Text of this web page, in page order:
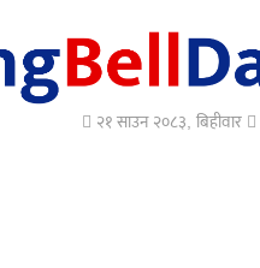
२१ साउन २०८३, बिहीवार